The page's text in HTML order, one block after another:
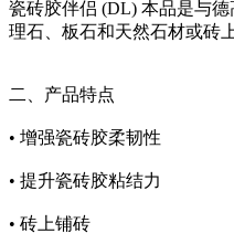
瓷砖胶伴侣 (DL) 本品是与
理石、板石和天然石材或砖
二、产品特点
• 增强瓷砖胶柔韧性
• 提升瓷砖胶粘结力
• 砖上铺砖